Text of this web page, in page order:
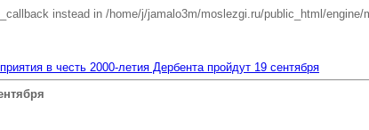
instead in /home/j/jamalo3m/moslezgi.ru/public_html/
в честь 2000-летия Дербента пройдут 19 сентября